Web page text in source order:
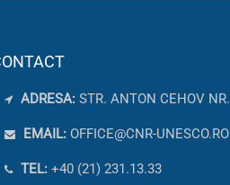
ADRESA: STR. ANTON CEHOV
EMAIL: OFFICE@CNR-UNESCO.RO
TEL: +40 (21) 231.13.33